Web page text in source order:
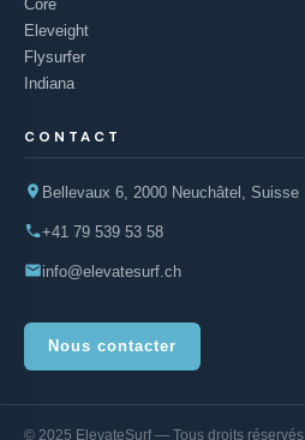
Core
Eleveight
Flysurfer
Indiana
CONTACT
Bellevaux 6, 2000 Neuchâtel, Suisse
+41 79 539 53 58
info@elevatesurf.ch
Nous contacter
© 2025 ElevateSurf — Tous droits réservés